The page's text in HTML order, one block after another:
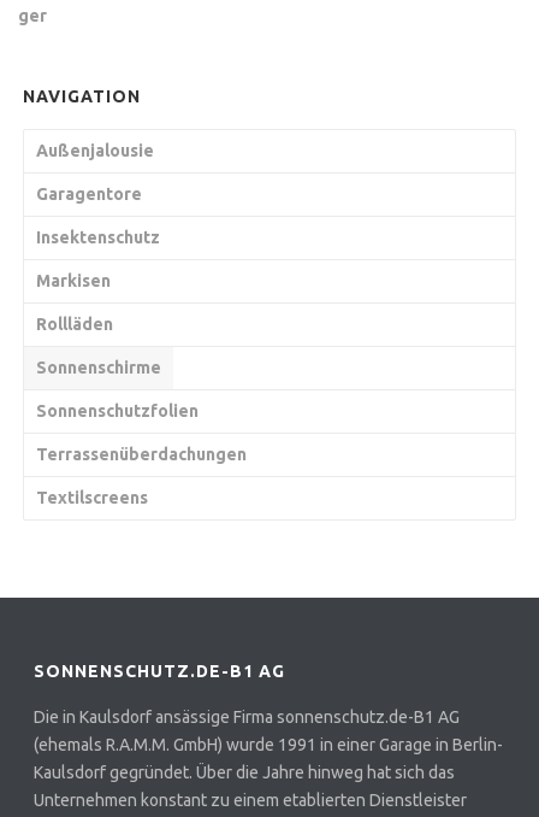
NAVIGATION
Außenjalousie
Garagentore
Insektenschutz
Markisen
Rollläden
Sonnenschirme
Sonnenschutzfolien
Terrassenüberdachungen
Textilscreens
SONNENSCHUTZ.DE-B1 AG
Die in Kaulsdorf ansässige Firma sonnenschutz.de-B1 AG
(ehemals R.A.M.M. GmbH) wurde 1991 in einer Garage in Berlin-
Kaulsdorf gegründet. Über die Jahre hinweg hat sich das
Unternehmen konstant zu einem etablierten Dienstleister